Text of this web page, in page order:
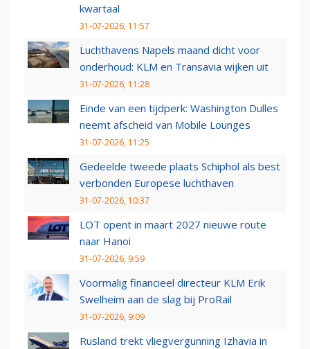
kwartaal
31-07-2026, 11:57
Luchthavens Napels maand dicht voor
onderhoud: KLM en Transavia wijken uit
31-07-2026, 11:28
Einde van een tijdperk: Washington Dulles
neemt afscheid van Mobile Lounges
31-07-2026, 11:25
Gedeelde tweede plaats Schiphol als best
verbonden Europese luchthaven
31-07-2026, 10:37
LOT opent in maart 2027 nieuwe route
naar Hanoi
31-07-2026, 9:59
Voormalig financieel directeur KLM Erik
Swelheim aan de slag bij ProRail
31-07-2026, 9:09
Rusland trekt vliegvergunning Izhavia in